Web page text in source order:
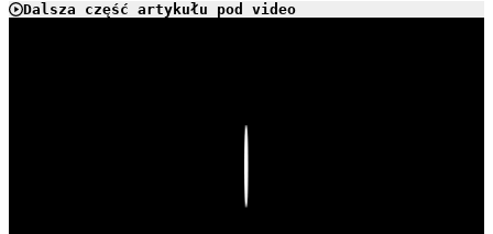
Dalsza część artykułu pod video